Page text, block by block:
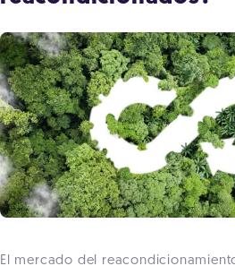
El mercado del